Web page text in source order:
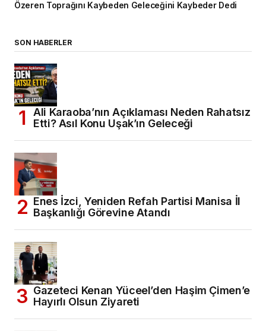
Özeren Toprağını Kaybeden Geleceğini Kaybeder Dedi
SON HABERLER
Ali Karaoba’nın Açıklaması Neden Rahatsız
Etti? Asıl Konu Uşak’ın Geleceği
Enes İzci, Yeniden Refah Partisi Manisa İl
Başkanlığı Görevine Atandı
Gazeteci Kenan Yüceel’den Haşim Çimen’e
Hayırlı Olsun Ziyareti